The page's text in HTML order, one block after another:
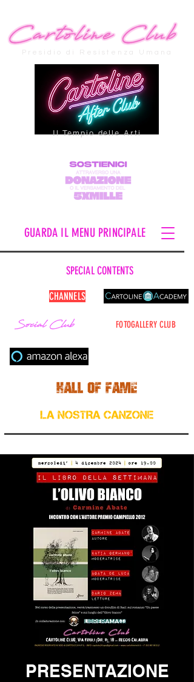
Presidio di Resistenza Umana
Il Tempio delle Arti
FOTOGALLERY CLUB
CHANNELS
GUARDA IL MENU PRINCIPALE
SPECIAL CONTENTS
PRESENTAZIONE